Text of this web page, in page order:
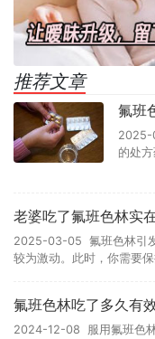
推荐文章
氟班
2025-
的处
老婆吃了氟班色林实
2025-03-05 氟班色林引
较为激动。此时，你需要
氟班色林吃了多久有
2024-12-08 服用氟班色